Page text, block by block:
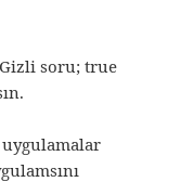
soru; true